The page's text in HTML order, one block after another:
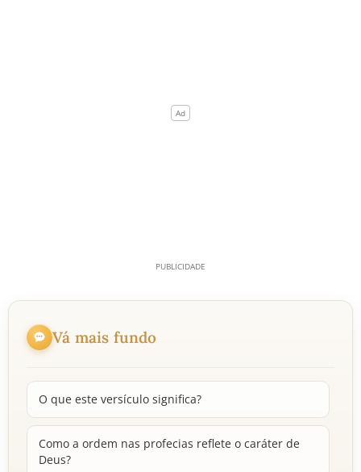
Vá mais fundo
O que este versículo significa?
Como a ordem nas profecias reflete o caráter de
Deus?